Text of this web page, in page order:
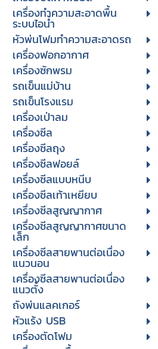
เครื่องทำความสะอาดพื้น
ระบบไอน้ำ
หัวพ่นโฟมทำความสะอาดรถ
เครื่องฟอกอากาศ
เครื่องซักพรม
รถเข็นแม่บ้าน
รถเข็นโรงแรม
เครื่องเป่าลม
เครื่องซีล
เครื่องซีลถุง
เครื่องซีลฟอยล์
เครื่องซีลแบบหนีบ
เครื่องซีลเท้าเหยียบ
เครื่องซีลสูญญากาศ
เครื่องซีลสูญญากาศขนาด
เล็ก
เครื่องซีลสายพานต่อเนื่อง
แนวนอน
เครื่องซีลสายพานต่อเนื่อง
แนวตั้ง
ถังพ่นแลคเกอร์
หัวแร้ง USB
เครื่องตัดโฟม